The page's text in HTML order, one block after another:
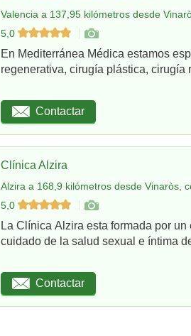
Valencia a 137,95 kilómetros desde
5,0
En Mediterránea Médica estamos
regenerativa, cirugía plástica, cirugía
Contactar
Clínica Alzira
Alzira a 168,9 kilómetros desde Vinaròs,
5,0
La Clínica Alzira esta formada por
cuidado de la salud sexual e íntima
Contactar